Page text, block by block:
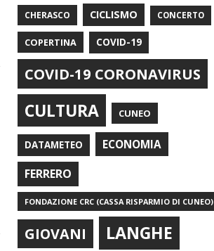
CHERASCO CICLISMO CONCERTO
COPERTINA COVID-19
COVID-19 CORONAVIRUS
CULTURA CUNEO
DATAMETEO ECONOMIA
FERRERO
FONDAZIONE CRC (CASSA RISPARMIO DI CUNEO)
GIOVANI LANGHE